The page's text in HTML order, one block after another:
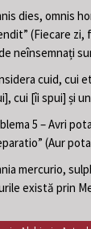
dies, omnis
(Fiecare zi,
neînsemnați
cuid, cui
cui [îi spui] și
5 – Avri
(Aur
mercurio,
există prin